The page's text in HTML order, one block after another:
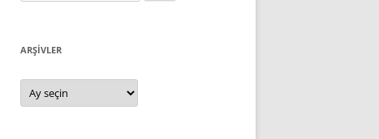
ARŞIVLER
Arşivler